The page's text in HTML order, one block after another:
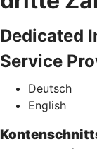
Dedicated
Service
Deutsch
English